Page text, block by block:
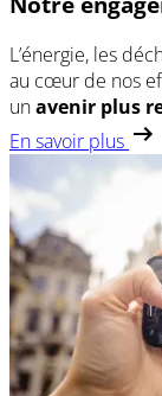
L’énergie, les
au cœur de nos
unavenir plus
En savoir plus